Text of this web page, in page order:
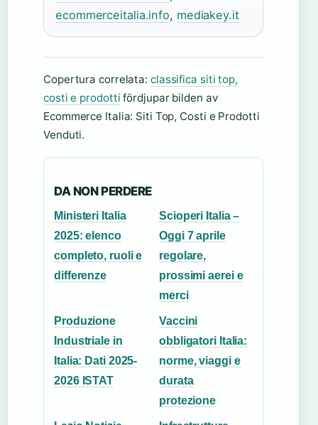
ecommerceitalia.info, mediakey.it
Copertura correlata: classifica siti top,
costi e prodotti fördjupar bilden av
Ecommerce Italia: Siti Top, Costi e Prodotti
Venduti.
DA NON PERDERE
Ministeri Italia
2025: elenco
completo, ruoli e
differenze
Scioperi Italia –
Oggi 7 aprile
regolare,
prossimi aerei e
merci
Produzione
Industriale in
Italia: Dati 2025-
2026 ISTAT
Vaccini
obbligatori Italia:
norme, viaggi e
durata
protezione